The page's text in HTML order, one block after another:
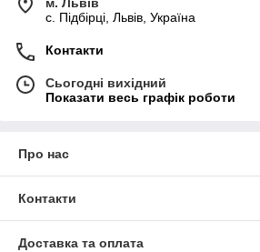
c. Підбірці, Львів, Україна
Контакти
Сьогодні вихідний
Показати весь графік роботи
Про нас
Контакти
Доставка та оплата